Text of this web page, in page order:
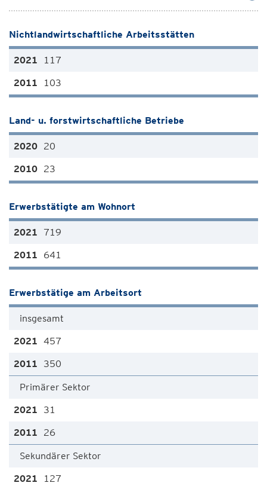
Nichtlandwirtschaftliche Arbeitsstätten
117
103
Land- u. forstwirtschaftliche Betriebe
20
23
Erwerbstätigte am Wohnort
719
641
Erwerbstätige am Arbeitsort
insgesamt
457
350
Primärer Sektor
31
26
Sekundärer Sektor
127